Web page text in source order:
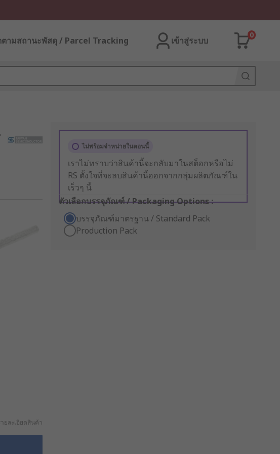
ตามสถานะพัสดุ / Parcel Tracking เข้าสู่ระบบ
0
ยละเอียดสินค้า
ไม่พร้อมจำหน่ายในตอนนี้
เราไม่ทราบว่าสินค้านี้จะกลับมาในสต็อกหรือไม่
RS ตั้งใจที่จะลบสินค้านี้ออกจากกลุ่มผลิตภัณฑ์ใน
เร็วๆ นี้
ตัวเลือกบรรจุภัณฑ์ / Packaging Options :
บรรจุภัณฑ์มาตรฐาน / Standard Pack
Production Pack